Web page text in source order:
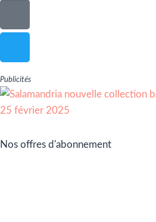
Publicités
Nos offres d'abonnement